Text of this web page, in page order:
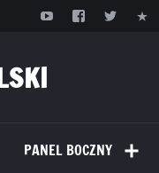
PANEL BOCZNY